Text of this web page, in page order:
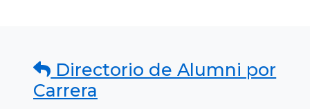
Directorio de Alumni por
Carrera